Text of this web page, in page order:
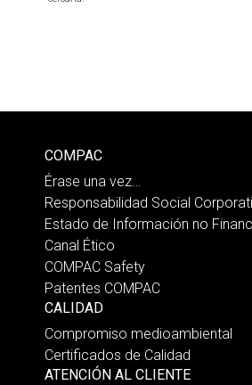
COMPAC
Érase una vez…
Responsabilidad Social
Estado de Información no
Canal Ético
COMPAC Safety
Patentes COMPAC
CALIDAD
Compromiso medioambiental
Certificados de Calidad
ATENCIÓN AL CLIENTE